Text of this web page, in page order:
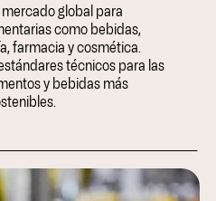
global para
como bebidas,
farmacia y cosmética.
técnicos para las
y bebidas más